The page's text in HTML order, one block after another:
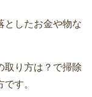
としたお金や物な
取り方は？で掃除
す。